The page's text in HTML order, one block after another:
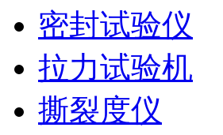
密封试验仪
拉力试验机
撕裂度仪